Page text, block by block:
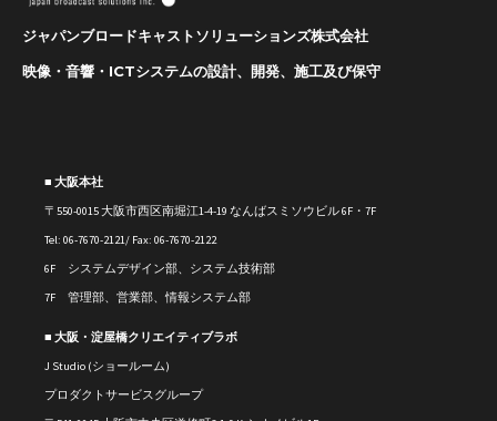
ジャパンブロードキャストソリューションズ株式会社
映像・音響・ICTシステムの設計、開発、施工及び保守
■ 大阪本社
〒550-0015 大阪市西区南堀江1-4-19 なんばスミソウビル 6F・7F
Tel: 06-7670-2121/ Fax: 06-7670-2122
6F システムデザイン部、システム技術部
7F 管理部、営業部、情報システム部
■ 大阪・淀屋橋クリエイティブラボ
J Studio (ショールーム)
プロダクトサービスグループ